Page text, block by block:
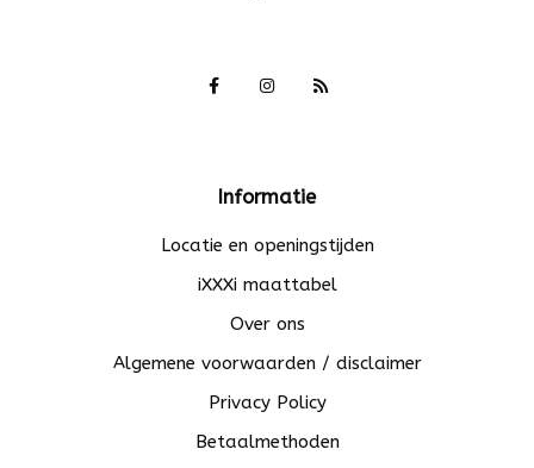
Informatie
Locatie en openingstijden
iXXXi maattabel
Over ons
Algemene voorwaarden / disclaimer
Privacy Policy
Betaalmethoden